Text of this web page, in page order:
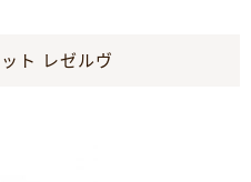
ト レゼルヴ